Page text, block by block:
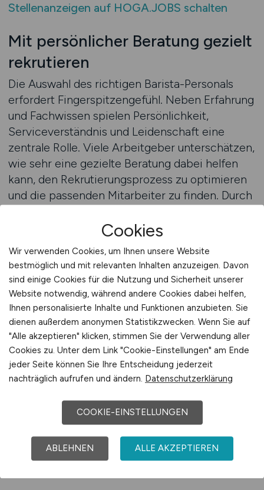
Stellenanzeigen auf HOGA.JOBS schalten
Mit persönlicher Beratung gezielt
rekrutieren
Die Auswahl des richtigen Barista-Personals
erfordert Fingerspitzengefühl. Neben Erfahrung
und Fachwissen spielen Persönlichkeit,
Serviceverständnis und Leidenschaft eine
zentrale Rolle. Viele Arbeitgeber unterschätzen,
wie sehr eine gezielte Beratung dabei helfen
kann, den Rekrutierungsprozess zu optimieren
und die passenden Mitarbeiter zu finden. Durch
Anforderungen klar definieren und
Eine persönliche Beratung unterstützt
Arbeitgeber dabei, Schwächen im
Recruitingprozess zu erkennen und die
Kommunikation zu verbessern. Wie werden
Stellenanzeigen formuliert? Welche Bewerber
werden tatsächlich erreicht? Und wie lassen
sich qualifizierte Fachkräfte langfristig binden?
Diese Fragen sind entscheidend, wenn es darum
geht, den Rekrutierungserfolg zu steigern.
Gerade in der Gastronomie, wo Fachkräfte
knapp sind, hilft eine strukturierte Strategie,
Fehlbesetzungen zu vermeiden und wertvolle
Zeit zu sparen.
Cookies
Wir verwenden Cookies, um Ihnen unsere Website
bestmöglich und mit relevanten Inhalten anzuzeigen. Davon
sind einige Cookies für die Nutzung und Sicherheit unserer
Website notwendig, während andere Cookies dabei helfen,
Ihnen personalisierte Inhalte und Funktionen anzubieten. Sie
dienen außerdem anonymen Statistikzwecken. Wenn Sie auf
"Alle akzeptieren" klicken, stimmen Sie der Verwendung aller
Cookies zu. Unter dem Link "Cookie-Einstellungen" am Ende
jeder Seite können Sie Ihre Entscheidung jederzeit
nachträglich aufrufen und ändern. Datenschutzerklärung
COOKIE-EINSTELLUNGEN
ABLEHNEN ALLE AKZEPTIEREN